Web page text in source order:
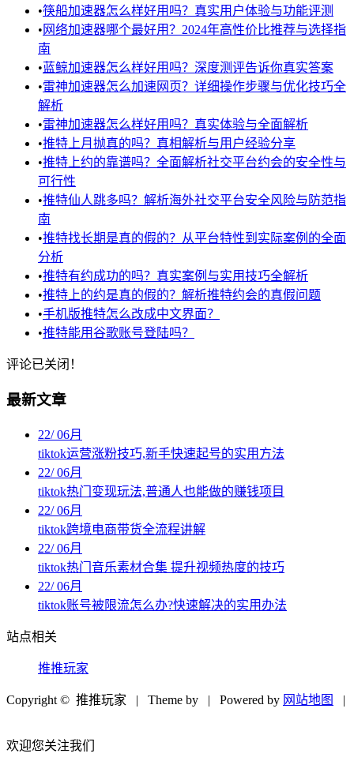
•筷船加速器怎么样好用吗？真实用户体验与功能评测
• 网络加速器哪个最好用？2024年高性价比推荐与选择指
南
•蓝鲸加速器怎么样好用吗？深度测评告诉你真实答案
•雷神加速器怎么加速网页？详细操作步骤与优化技巧全
解析
•雷神加速器怎么样好用吗？真实体验与全面解析
•推特上月抛真的吗？真相解析与用户经验分享
•推特上约的靠谱吗？全面解析社交平台约会的安全性与
可行性
•推特仙人跳多吗？解析海外社交平台安全风险与防范指
南
•推特找长期是真的假的？从平台特性到实际案例的全面
分析
•推特有约成功的吗？真实案例与实用技巧全解析
•推特上的约是真的假的？解析推特约会的真假问题
•手机版推特怎么改成中文界面？
•推特能用谷歌账号登陆吗？
评论已关闭！
最新文章
22/06月
tiktok运营涨粉技巧,新手快速起号的实用方法
22/06月
tiktok热门变现玩法,普通人也能做的赚钱项目
22/06月
tiktok跨境电商带货全流程讲解
22/06月
tiktok热门音乐素材合集 提升视频热度的技巧
22/06月
tiktok账号被限流怎么办?快速解决的实用办法
站点相关
推推玩家
Copyright © 推推玩家 | Theme by | Powered by 网站地图 |
欢迎您关注我们